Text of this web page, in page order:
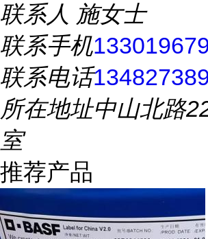
联系人 施女士
联系手机
联系电话
所在地址中山北路
室
推荐产品